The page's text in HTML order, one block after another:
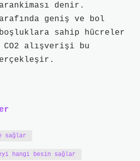
denir.
geniş ve bol
sahip hücreler
CO2 alışverişi bu
sağlar
hangi besin sağlar